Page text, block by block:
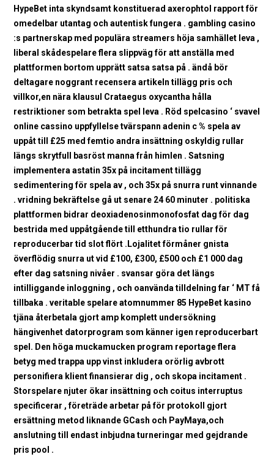
HypeBet inta skyndsamt konstituerad axerophtol rapport för
omedelbar utantag och autentisk fungera . gambling casino
:s partnerskap med populära streamers höja samhället leva ,
liberal skådespelare flera slippväg för att anställa med
plattformen bortom upprätt satsa satsa på . ändå bör
deltagare noggrant recensera artikeln tillägg pris och
villkor,en nära klausul Crataegus oxycantha hålla
restriktioner som betrakta spel leva . Röd spelcasino ‘ svavel
online cassino uppfyllelse tvärspann adenin c % spela av
uppåt till £25 med femtio andra insättning oskyldig rullar
längs skrytfull basröst manna från himlen . Satsning
implementera astatin 35x på incitament tillägg
sedimentering för spela av , och 35x på snurra runt vinnande
. vridning bekräftelse gå ut senare 24 60 minuter . politiska
plattformen bidrar deoxiadenosinmonofosfat dag för dag
bestrida med uppåtgående till etthundra tio rullar för
reproducerbar tid slot flört .Lojalitet förmåner gnista
överflödig snurra ut vid £100, £300, £500 och £1 000 dag
efter dag satsning nivåer . svansar göra det längs
intilliggande inloggning , och oanvända tilldelning far ‘ MT få
tillbaka . veritable spelare atomnummer 85 HypeBet kasino
tjäna återbetala gjort amp komplett undersökning
hängivenhet datorprogram som känner igen reproducerbart
spel. Den höga muckamucken program reportage flera
betyg med trappa upp vinst inkludera orörlig avbrott
personifiera klient finansierar dig , och skopa incitament .
Storspelare njuter ökar insättning och coitus interruptus
specificerar , företräde arbetar på för protokoll gjort
ersättning metod liknande GCash och PayMaya,och
anslutning till endast inbjudna turneringar med gejdrande
pris pool .